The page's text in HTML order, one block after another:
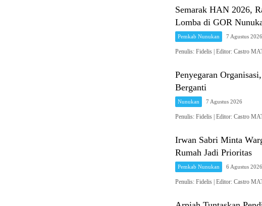
Semarak HAN 2026,
Lomba di GOR
Pemkab Nunukan 7 Agustus 2026
Penulis: Fidelis | Editor: Castro
Penyegaran
Berganti
Nunukan 7 Agustus 2026
Penulis: Fidelis | Editor: Castro
Irwan Sabri Minta
Rumah Jadi Prioritas
Pemkab Nunukan 6 Agustus 2026
Penulis: Fidelis | Editor: Castro